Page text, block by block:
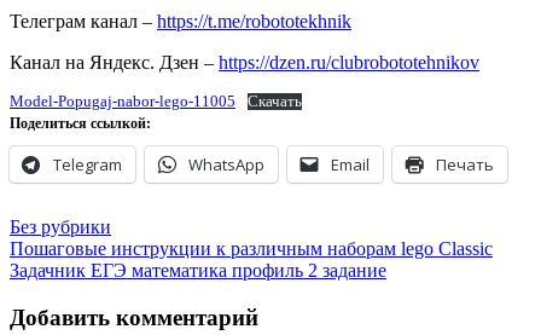
Телеграм канал – https://t.me/robototekhnik
Канал на Яндекс. Дзен – https://dzen.ru/clubrobototehnikov
Model-Popugaj-nabor-lego-11005
Скачать
Поделиться ссылкой:
Telegram WhatsApp Email Печать
Без рубрики
Навигация
по
записям
Пошаговые инструкции к различным наборам lego Classic
Задачник ЕГЭ математика профиль 2 задание
Добавить комментарий